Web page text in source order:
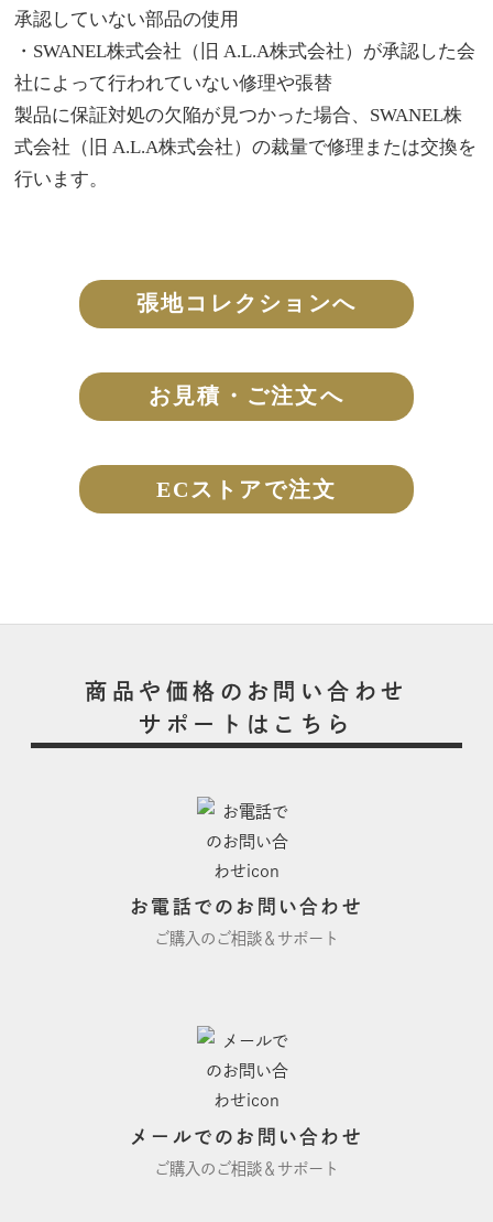
承認していない部品の使用
・SWANEL株式会社（旧 A.L.A株式会社）が承認した会
社によって行われていない修理や張替
製品に保証対処の欠陥が見つかった場合、SWANEL株
式会社（旧 A.L.A株式会社）の裁量で修理または交換を
行います。
張地コレクションへ
お見積・ご注文へ
ECストアで注文
商品や価格のお問い合わせ
サポートはこちら
お電話でのお問い合わせ
ご購入のご相談＆サポート
メールでのお問い合わせ
ご購入のご相談＆サポート